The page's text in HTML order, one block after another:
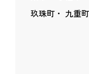
玖珠町
九重町